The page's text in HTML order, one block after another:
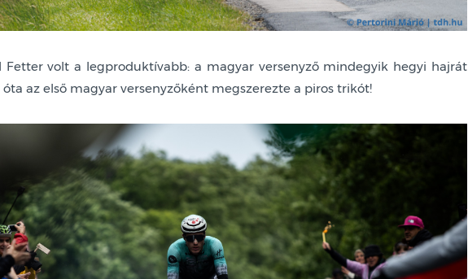
Fetter volt a legproduktívabb: a magyar versenyző mindegyik hegyi hajrát
az első magyar versenyzőként megszerezte a piros trikót!